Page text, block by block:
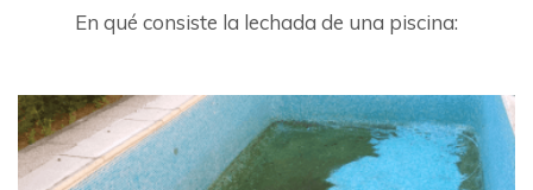
En qué consiste la lechada de una piscina: